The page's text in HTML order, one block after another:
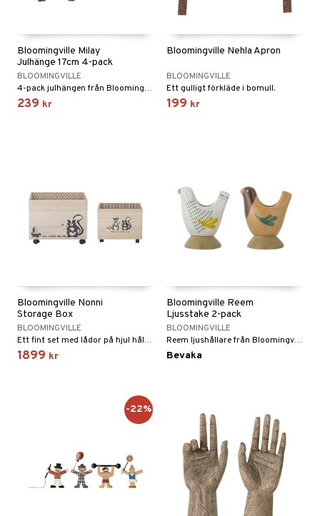
Bloomingville Milay
Julhänge 17cm 4-pack
BLOOMINGVILLE
4-pack julhängen från Bloomingville i trendiga färger.
239 kr
Bloomingville Nehla Apron
BLOOMINGVILLE
Ett gulligt förkläde i bomull.
199 kr
Bloomingville Nonni
Storage Box
BLOOMINGVILLE
Ett fint set med lådor på hjul håller ordning på barnets saker.
1899 kr
Bloomingville Reem
Ljusstake 2-pack
BLOOMINGVILLE
Reem ljushållare från Bloomingville är en uppsättning av två vackra ljushållare som kommer att lägga charm till ditt hem.
Bevaka
-22%